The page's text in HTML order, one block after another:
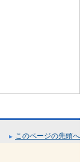
このページの先頭へ